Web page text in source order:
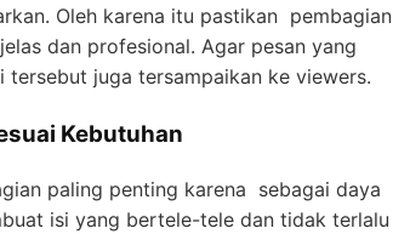
Oleh karena itu pastikan pembagian
dan profesional. Agar pesan yang
juga tersampaikan ke viewers.
Kebutuhan
paling penting karena sebagai daya
isi yang bertele-tele dan tidak terlalu